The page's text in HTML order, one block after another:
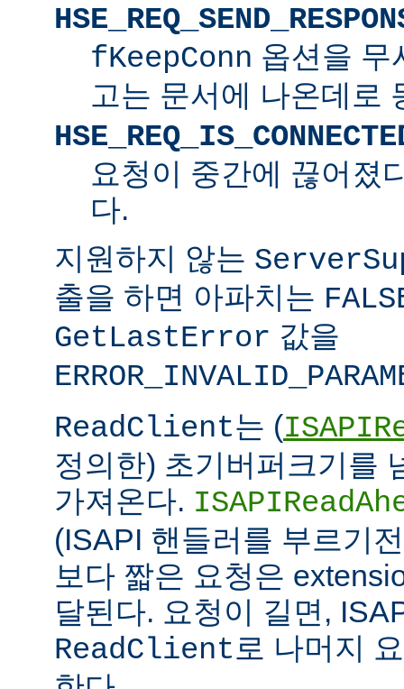
fKeepConn 옵션을 무
고는 문서에 나온데로
요청이 중간에 끊어졌
다.
지원하지 않는
출을 하면 아파치는
GetLastError 값을
ReadClient는 (
정의한) 초기버퍼크기를
가져온다.
(ISAPI 핸들러를 부르기
보다 짧은 요청은
달된다. 요청이 길면,
ReadClient 로 나머지